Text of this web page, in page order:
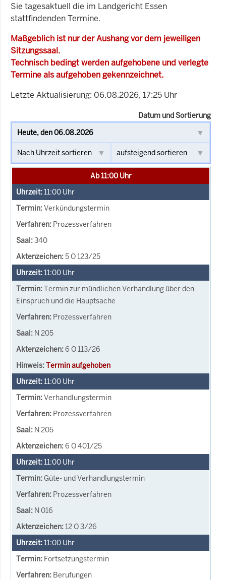
Sie tagesaktuell die im Landgericht Essen
stattfindenden Termine.
Maßgeblich ist nur der Aushang vor dem jeweiligen
Sitzungssaal.
Technisch bedingt werden aufgehobene und verlegte
Termine als aufgehoben gekennzeichnet.
Letzte Aktualisierung: 06.08.2026, 17:25 Uhr
Datum und Sortierung
Ab 11:00 Uhr
11:00 Uhr
Verkündungstermin
Prozessverfahren
340
5 O 123/25
11:00 Uhr
Termin zur mündlichen Verhandlung über den
Einspruch und die Hauptsache
Prozessverfahren
N 205
6 O 113/26
Termin aufgehoben
11:00 Uhr
Verhandlungstermin
Prozessverfahren
N 205
6 O 401/25
11:00 Uhr
Güte- und Verhandlungstermin
Prozessverfahren
N 016
12 O 3/26
11:00 Uhr
Fortsetzungstermin
Berufungen